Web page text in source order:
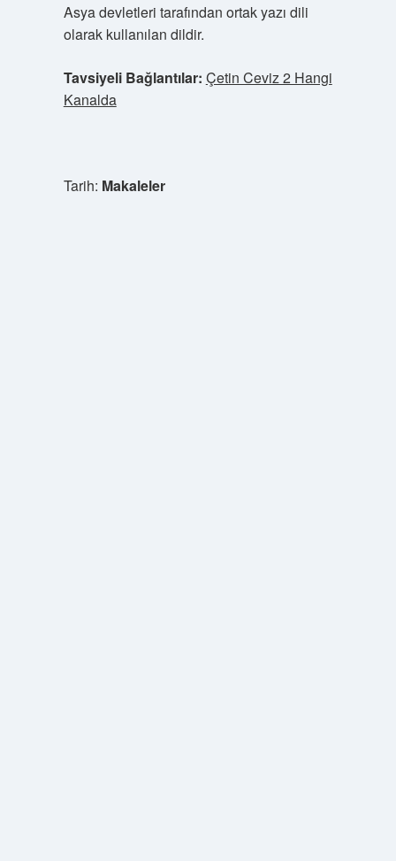
Asya devletleri tarafından ortak yazı dili
olarak kullanılan dildir.
Tavsiyeli Bağlantılar: Çetin Ceviz 2 Hangi
Kanalda
Tarih: Makaleler